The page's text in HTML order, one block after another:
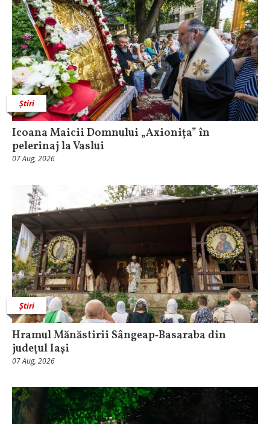
Știri
Icoana Maicii Domnului „Axionița” în
pelerinaj la Vaslui
07 Aug, 2026
Știri
Hramul Mănăstirii Sângeap‑Basaraba din
judeţul Iaşi
07 Aug, 2026